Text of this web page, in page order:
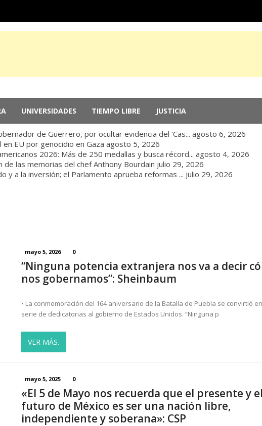
UNIVERSIDADES TIEMPO LIBRE JUSTICIA
de Guerrero, por ocultar evidencia del ‘Cas... agosto 6, 2026
EU por genocidio en Gaza agosto 5, 2026
2026: Más de 250 medallas y busca récord... agosto 4, 2026
de las memorias del chef Anthony Bourdain julio 29, 2026
y a la inversión; el Parlamento aprueba reformas ... julio 29, 2026
mayo 5, 2026 0
“Ninguna potencia extranjera nos va a decir
nos gobernamos”: Sheinbaum
• La conmemoración del 164 aniversario de la Batalla de Puebla se convirtió
serie de dedicatorias al gobierno de Estados Unidos. “Ninguna p
VER MÁS.
mayo 5, 2025 0
«El 5 de Mayo nos recuerda que el presente y
futuro de México es ser una nación libre,
independiente y soberana»: CSP